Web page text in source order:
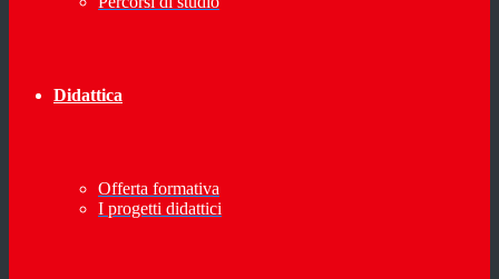
Didattica
Offerta formativa
I progetti didattici